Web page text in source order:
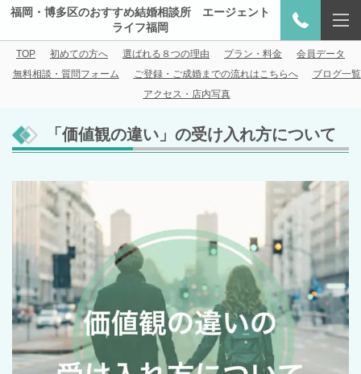
福岡・博多区のおすすめ結婚相談所 エージェント
ライフ福岡
TOP 初めての方へ 選ばれる８つの理由 プラン・料金
会員データ
無料相談・質問フォーム
ご登録・ご成婚までの流れはこちらへ
ブログ一覧
アクセス・店内写真
「価値観の違い」の受け入れ方について